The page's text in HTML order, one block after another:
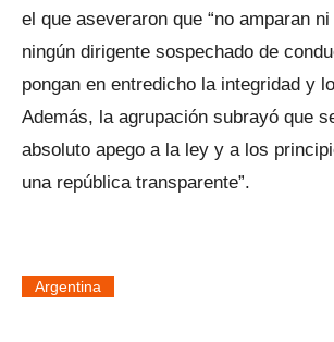
el que aseveraron que “no amparan
ningún dirigente sospechado de
pongan en entredicho la integridad y
Además, la agrupación subrayó que
absoluto apego a la ley y a los
una república transparente”.
Argentina